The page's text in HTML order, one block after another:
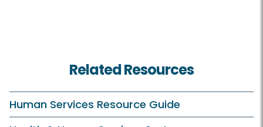
Related Resources
Human Services Resource Guide